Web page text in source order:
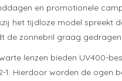
en promotionele
het tijdloze model spreekt
de zonnebril graag
lenzen bieden UV400-
1. Hierdoor worden de ogen